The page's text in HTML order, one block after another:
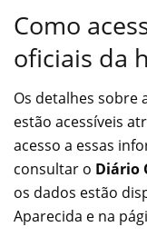
Como
oficiais da
Os detalhes sobre
estão acessíveis
acesso a essas
consultar o Diário
os dados estão
Aparecida e na